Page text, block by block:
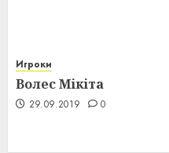
Игроки
Волес Мікіта
29.09.2019 0